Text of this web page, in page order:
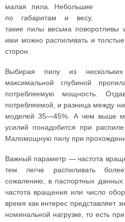
малая пила. Небольшие
по габаритам и весу,
такие пилы весьма поворотливы
ими можно распиливать и
сторон.
Выбирая пилу из
максимальной глубиной
потребляемую мощность.
потребляемой, и разница между
моделей 35—45%. А чем выше
усилий понадобится при
Маломощную пилу при
Важный параметр — частота
тем легче распиливать
сожалению, в паспортных данных
частота вращения или число
время как интерес представляет
номинальной нагрузке, то есть